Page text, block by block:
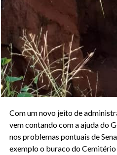
Com um novo jeito de
vem contando com a ajuda do
nos problemas pontuais de
exemplo o buraco do Cemitério